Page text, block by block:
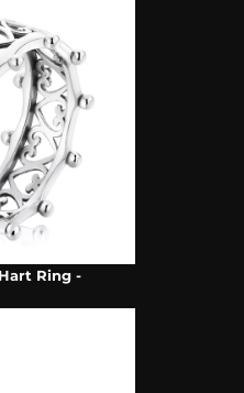
Ring -